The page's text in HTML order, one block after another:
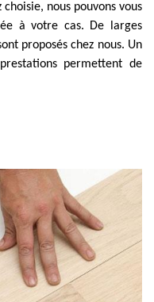
nous pouvons vous
à votre cas. De larges
proposés chez nous. Un
permettent de